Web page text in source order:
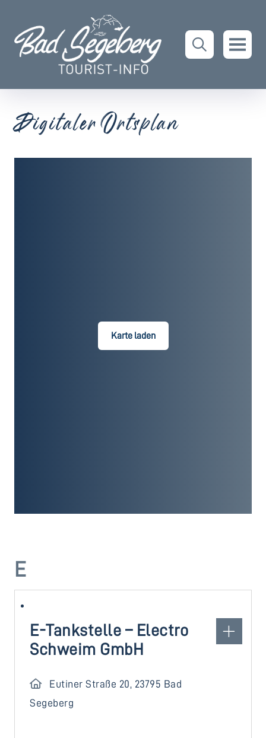
Digitaler Ortsplan
Karte laden
E
E-Tankstelle – Electro
Schweim GmbH
Eutiner Straße 20, 23795 Bad
Segeberg